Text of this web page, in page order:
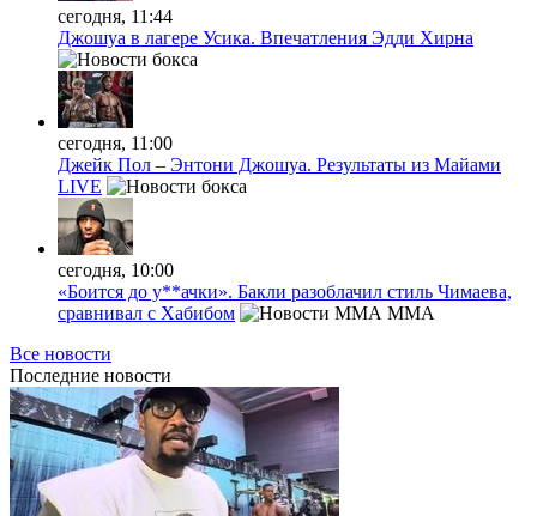
сегодня, 11:44
Джошуа в лагере Усика. Впечатления Эдди Хирна
сегодня, 11:00
Джейк Пол – Энтони Джошуа. Результаты из Майами
LIVE
сегодня, 10:00
«Боится до у**ачки». Бакли разоблачил стиль Чимаева,
сравнивал с Хабибом
MMA
Все новости
Последние новости